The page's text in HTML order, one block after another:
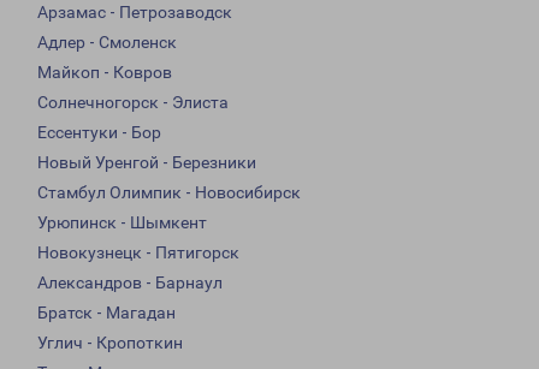
Арзамас - Петрозаводск
Адлер - Смоленск
Майкоп - Ковров
Солнечногорск - Элиста
Ессентуки - Бор
Новый Уренгой - Березники
Стамбул Олимпик - Новосибирск
Урюпинск - Шымкент
Новокузнецк - Пятигорск
Александров - Барнаул
Братск - Магадан
Углич - Кропоткин